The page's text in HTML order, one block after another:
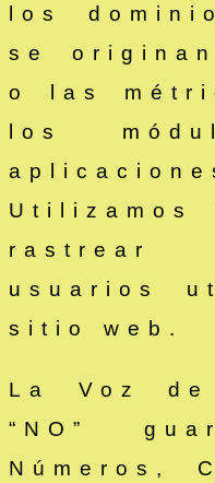
los
se
o las
los
Utilizamos
usuarios
sitio web.
La Voz de
“NO”
Números,